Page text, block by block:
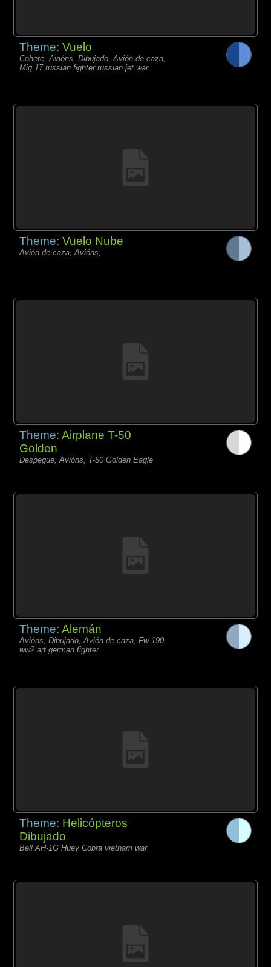
Theme:Vuelo
Cohete, Avións, Dibujado, Avión de caza,
Mig 17 russian fighter russian jet war
Theme:Vuelo Nube
Avión de caza, Avións,
Theme:Airplane T-50
Golden
Despegue, Avións, T-50 Golden Eagle
Theme:Alemán
Avións, Dibujado, Avión de caza, Fw 190
ww2 art german fighter
Theme: Helicópteros
Dibujado
Bell AH-1G Huey Cobra vietnam war